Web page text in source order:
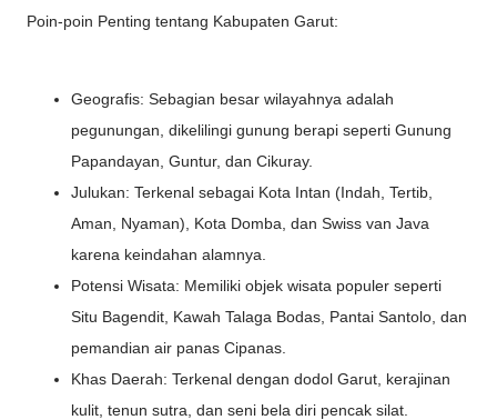
Poin-poin Penting tentang Kabupaten Garut:
Geografis: Sebagian besar wilayahnya adalah
pegunungan, dikelilingi gunung berapi seperti Gunung
Papandayan, Guntur, dan Cikuray.
Julukan: Terkenal sebagai Kota Intan (Indah, Tertib,
Aman, Nyaman), Kota Domba, dan Swiss van Java
karena keindahan alamnya.
Potensi Wisata: Memiliki objek wisata populer seperti
Situ Bagendit, Kawah Talaga Bodas, Pantai Santolo, dan
pemandian air panas Cipanas.
Khas Daerah: Terkenal dengan dodol Garut, kerajinan
kulit, tenun sutra, dan seni bela diri pencak silat.